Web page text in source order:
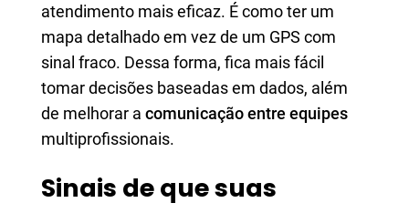
atendimento mais eficaz. É como ter um
mapa detalhado em vez de um GPS com
sinal fraco. Dessa forma, fica mais fácil
tomar decisões baseadas em dados, além
de melhorar a comunicação entre equipes
multiprofissionais.
Sinais de que suas